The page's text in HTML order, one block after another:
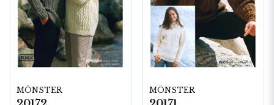
MÖNSTER MÖNSTER